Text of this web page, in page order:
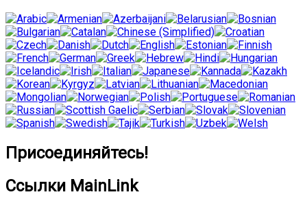
Присоединяйтесь!
Ссылки MainLink